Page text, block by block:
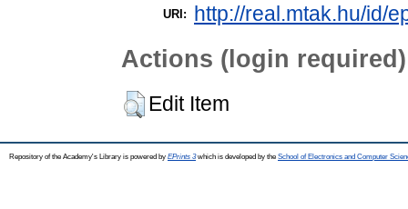
URI: http://real.mtak.hu/id/
Actions (login required)
Edit Item
Repository of the Academy's Library is powered by EPrints 3which is developed by the School of Electronics and Computer